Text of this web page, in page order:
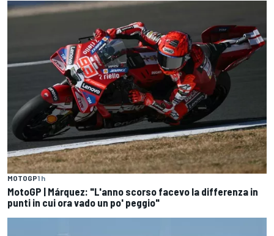
MOTOGP1 h
MotoGP | Márquez: "L'anno scorso facevo la differenza in
punti in cui ora vado un po' peggio"